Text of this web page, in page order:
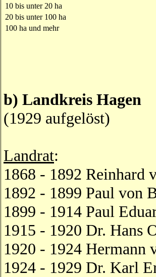
10 bis unter 20 ha
20 bis unter 100 ha
100 ha und mehr
b) Landkreis Hagen
(1929 aufgelöst)
Landrat:
1868 - 1892 Reinhard
1892 - 1899 Paul von
1899 - 1914 Paul
1915 - 1920 Dr. Hans
1920 - 1924 Hermann
1924 - 1929 Dr. Karl